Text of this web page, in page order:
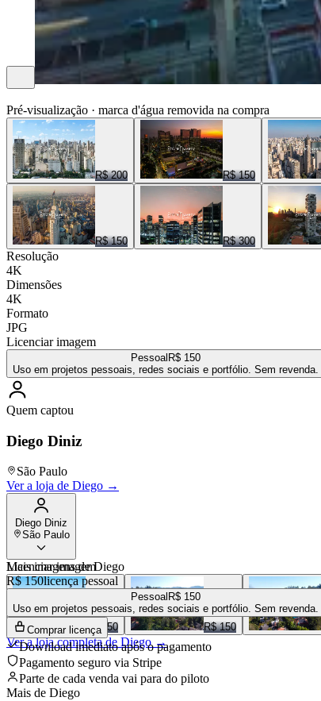
Pré-visualização · marca d'água removida na compra
R$ 200 R$ 150
R$ 150 R$ 300
Resolução
4K
Dimensões
4K
Formato
JPG
Licenciar imagem
Pessoal R$ 150
Uso em projetos pessoais, redes sociais e portfólio. Sem revenda.
Quem captou
Diego Diniz
São Paulo
Ver a loja de Diego →
Diego Diniz
São Paulo
Mais imagens deDiego
R$ 150 R$ 150
Ver a loja completa de Diego→
Licenciar imagem
R$ 150licença pessoal
Pessoal R$ 150
Uso em projetos pessoais, redes sociais e portfólio. Sem revenda.
Comprar licença
Download imediato após o pagamento
Pagamento seguro via Stripe
Parte de cada venda vai para do piloto
Mais de Diego